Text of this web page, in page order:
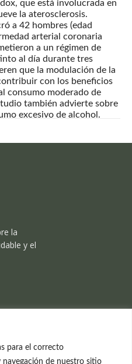
para el correcto
de nuestro sitio
que está involucrada en
la aterosclerosis.
a 42 hombres (edad
arterial coronaria
a un régimen de
al día durante tres
que la modulación de la
con los beneficios
consumo moderado de
también advierte sobre
excesivo de alcohol.
la
y el